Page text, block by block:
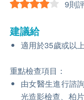
9則
建議給
適用於35歲或以
重點檢查項目：
由女醫生進行諮
光造影檢查、柏